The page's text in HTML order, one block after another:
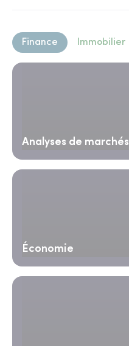
Finance Immobilier
Analyses de marchés
Économie